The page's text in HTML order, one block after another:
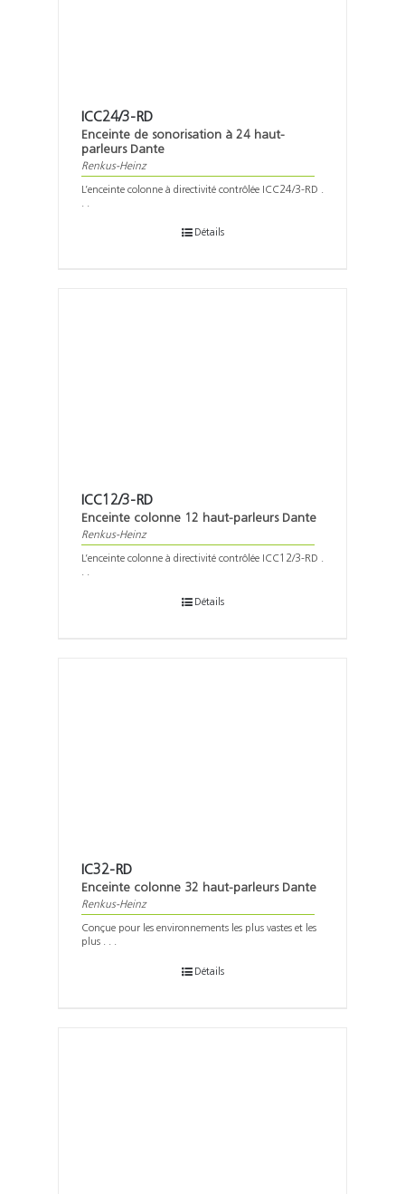
ICC24/3-RD
Enceinte de sonorisation à 24 haut-
parleurs Dante
Renkus-Heinz
L’enceinte colonne à directivité contrôlée ICC24/3-RD .
. .
Détails
ICC12/3-RD
Enceinte colonne 12 haut-parleurs Dante
Renkus-Heinz
L’enceinte colonne à directivité contrôlée ICC12/3-RD .
. .
Détails
IC32-RD
Enceinte colonne 32 haut-parleurs Dante
Renkus-Heinz
Conçue pour les environnements les plus vastes et les
plus . . .
Détails